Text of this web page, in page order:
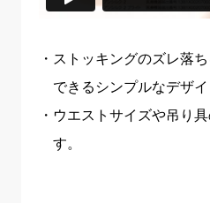
ストッキングのズレ落
できるシンプルなデザイ
ウエストサイズや吊り
す。